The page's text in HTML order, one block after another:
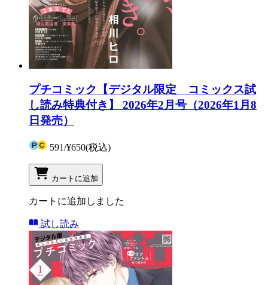
プチコミック【デジタル限定 コミックス試
し読み特典付き】 2026年2月号（2026年1月8
日発売）
591/¥650(税込)
カートに追加
カートに追加しました
試し読み